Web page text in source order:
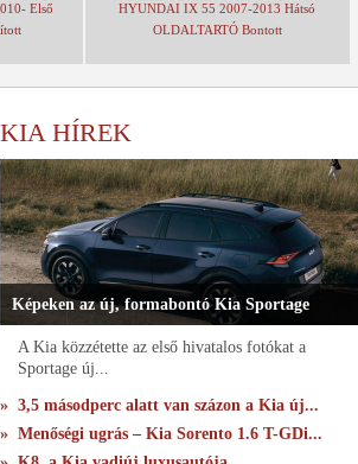
Első
HYUNDAI IX 55 2007-2013 Hátsó
OLDALTARTÓ Bontott
KIA HÍREK
Képeken az új, formabontó Kia Sportage
A Kia közzétette az első hivatalos fotókat a
Sportage új...
» 3,5 másodperc alatt van százon a Kia új...
» Menőségi ugrás – Kia Sorento 1.6 T-GDi...